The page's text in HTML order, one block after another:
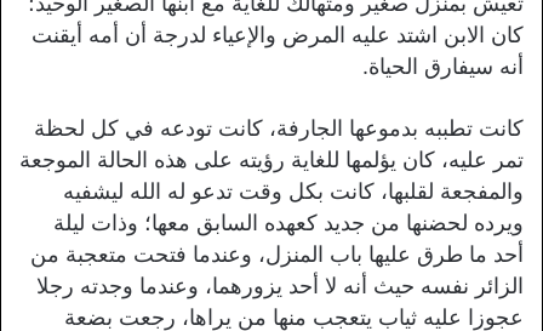
كان الابن اشتد عليه المرض والإعياء لدرجة أن أمه أيقنت
أنه سيفارق الحياة.
كانت تطببه بدموعها الجارفة، كانت تودعه في كل لحظة
تمر عليه، كان يؤلمها للغاية رؤيته على هذه الحالة الموجعة
والمفجعة لقلبها، كانت بكل وقت تدعو له الله ليشفيه
ويرده لحضنها من جديد كعهده السابق معها؛ وذات ليلة
أحد ما طرق عليها باب المنزل، وعندما فتحت متعجبة من
الزائر نفسه حيث أنه لا أحد يزورهما، وعندما وجدته رجلا
عجوزا عليه ثياب يتعجب منها من يراها، رجعت بضعة